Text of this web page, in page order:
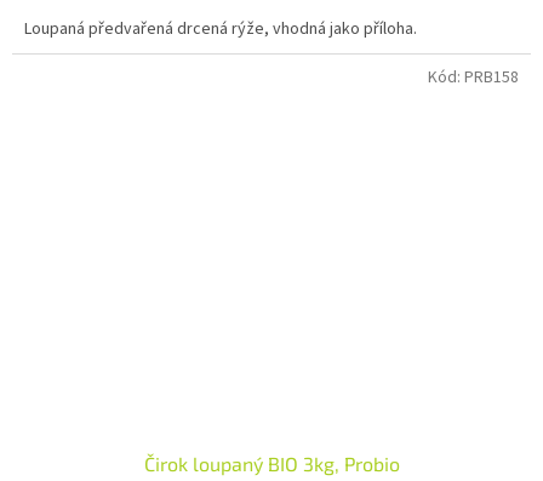
Loupaná předvařená drcená rýže, vhodná jako příloha.
Čirok loupaný BIO 3kg, Probio
Kód: PRB158